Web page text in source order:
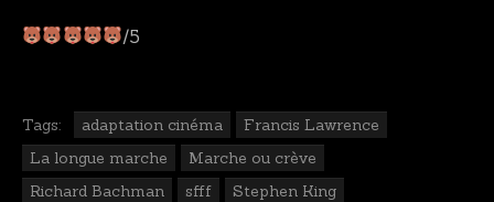
/5
Tags: adaptation cinéma
Francis Lawrence
La longue marche
Marche ou crève
Richard Bachman
sfff Stephen King